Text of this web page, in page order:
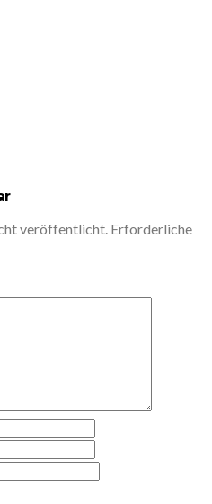
veröffentlicht. Erforderliche